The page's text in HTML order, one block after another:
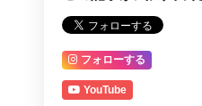
フォローする
YouTube